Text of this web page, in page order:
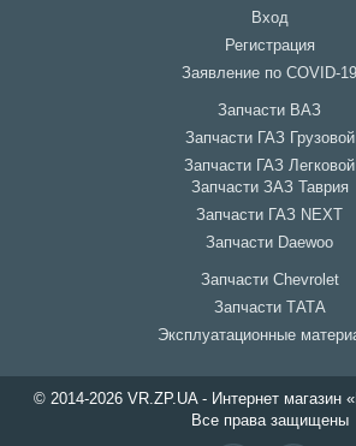
Вход
Регистрация
Заявление по COVID-19
Запчасти ВАЗ
Запчасти ГАЗ Грузовой
Запчасти ГАЗ Легковой
Запчасти ЗАЗ Таврия
Запчасти ГАЗ NEXT
Запчасти Daewoo
Запчасти Chevrolet
Запчасти ТАТА
Эксплуатационные
© 2014-2026 VR.ZP.UA - Интернет магазин
Все права защищены